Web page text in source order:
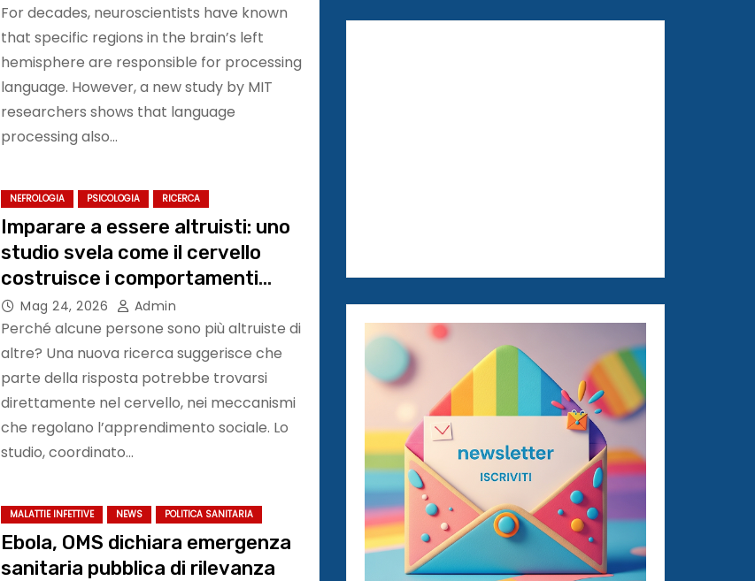
For decades, neuroscientists have known
that specific regions in the brain’s left
hemisphere are responsible for processing
language. However, a new study by MIT
researchers shows that language
processing also…
NEFROLOGIA PSICOLOGIA RICERCA
Imparare a essere altruisti: uno
studio svela come il cervello
costruisce i comportamenti
sociali
Mag 24, 2026 Admin
Perché alcune persone sono più altruiste di
altre? Una nuova ricerca suggerisce che
parte della risposta potrebbe trovarsi
direttamente nel cervello, nei meccanismi
che regolano l’apprendimento sociale. Lo
studio, coordinato…
MALATTIE INFETTIVE NEWS POLITICA SANITARIA
Ebola, OMS dichiara emergenza
sanitaria pubblica di rilevanza